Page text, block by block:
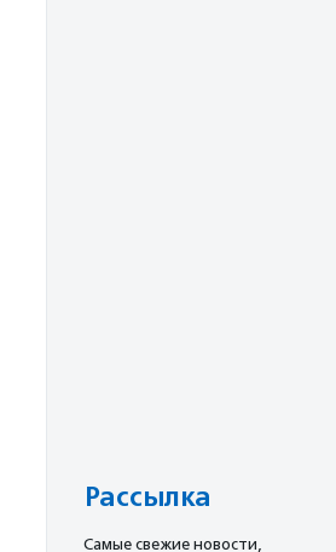
Рассылка
Cамые свежие новости,